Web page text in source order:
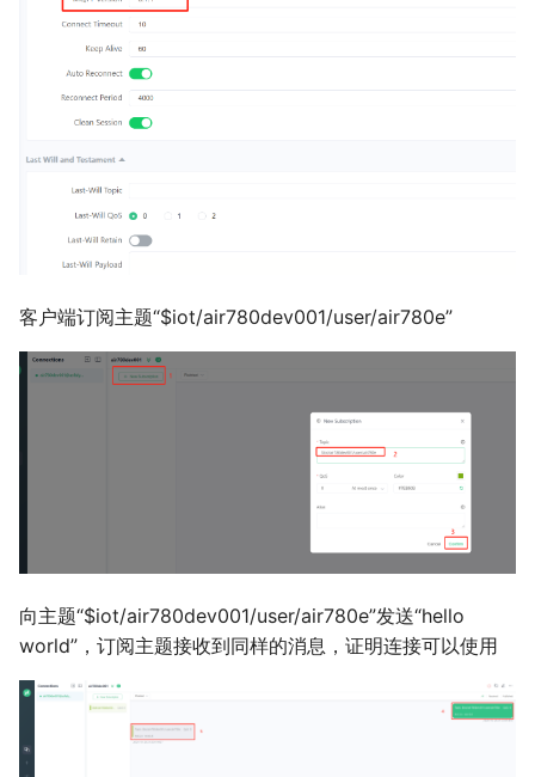
客户端订阅主题“$iot/air780dev001/user/air780e”
向主题“$iot/air780dev001/user/air780e”发送“hello
world”，订阅主题接收到同样的消息，证明连接可以使用